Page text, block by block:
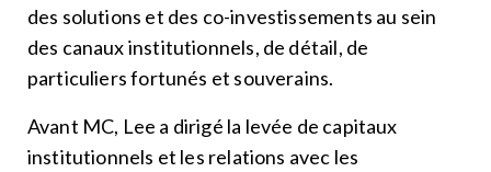
des solutions et des co-investissements au sein
des canaux institutionnels, de détail, de
particuliers fortunés et souverains.
Avant MC, Lee a dirigé la levée de capitaux
institutionnels et les relations avec les